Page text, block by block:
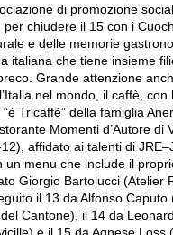
di promozione
per chiudere il 15 con i
e delle memorie
italiana che tiene insieme
Grande attenzione
nel mondo, il caffè,
Tricaffè” della famiglia
Momenti d’Autore di
affidato ai talenti di
un menu che include il
Giorgio Bartolucci (Atelier
il 13 da Alfonso Caputo
Cantone), il 14 da